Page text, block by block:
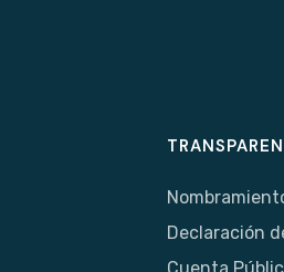
Declaración
Cuenta